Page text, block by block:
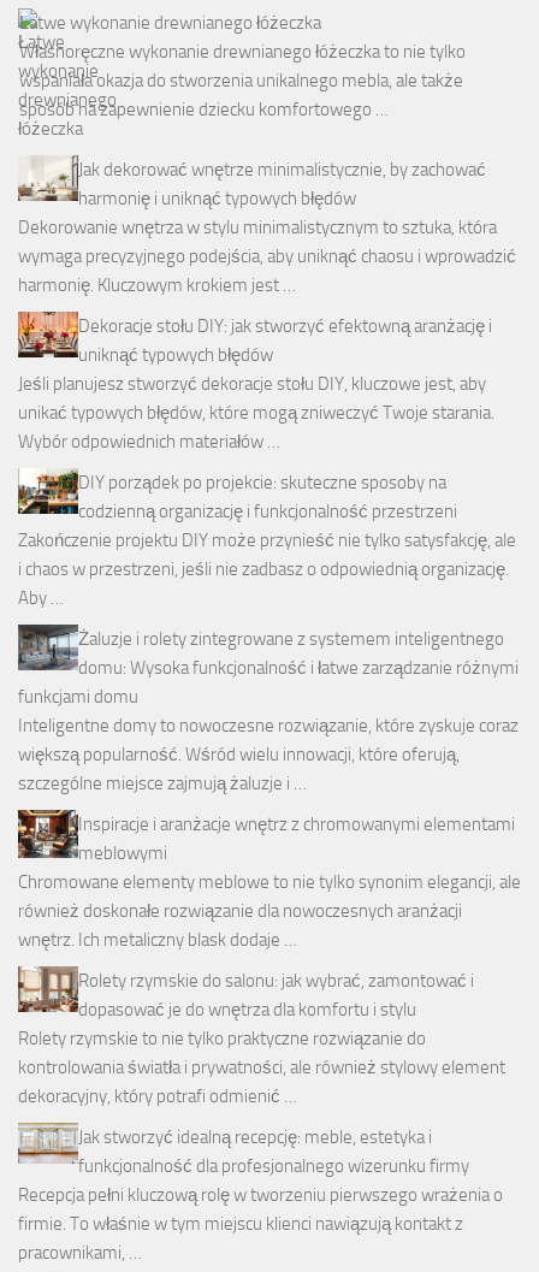
Łatwe wykonanie drewnianego łóżeczka
Własnoręczne wykonanie drewnianego łóżeczka to nie tylko
wspaniała okazja do stworzenia unikalnego mebla, ale także
sposób na zapewnienie dziecku komfortowego …
Jak dekorować wnętrze minimalistycznie, by zachować
harmonię i uniknąć typowych błędów
Dekorowanie wnętrza w stylu minimalistycznym to sztuka, która
wymaga precyzyjnego podejścia, aby uniknąć chaosu i wprowadzić
harmonię. Kluczowym krokiem jest …
Dekoracje stołu DIY: jak stworzyć efektowną aranżację i
uniknąć typowych błędów
Jeśli planujesz stworzyć dekoracje stołu DIY, kluczowe jest, aby
unikać typowych błędów, które mogą zniweczyć Twoje starania.
Wybór odpowiednich materiałów …
DIY porządek po projekcie: skuteczne sposoby na
codzienną organizację i funkcjonalność przestrzeni
Zakończenie projektu DIY może przynieść nie tylko satysfakcję, ale
i chaos w przestrzeni, jeśli nie zadbasz o odpowiednią organizację.
Aby …
Żaluzje i rolety zintegrowane z systemem inteligentnego
domu: Wysoka funkcjonalność i łatwe zarządzanie różnymi
funkcjami domu
Inteligentne domy to nowoczesne rozwiązanie, które zyskuje coraz
większą popularność. Wśród wielu innowacji, które oferują,
szczególne miejsce zajmują żaluzje i …
Inspiracje i aranżacje wnętrz z chromowanymi elementami
meblowymi
Chromowane elementy meblowe to nie tylko synonim elegancji, ale
również doskonałe rozwiązanie dla nowoczesnych aranżacji
wnętrz. Ich metaliczny blask dodaje …
Rolety rzymskie do salonu: jak wybrać, zamontować i
dopasować je do wnętrza dla komfortu i stylu
Rolety rzymskie to nie tylko praktyczne rozwiązanie do
kontrolowania światła i prywatności, ale również stylowy element
dekoracyjny, który potrafi odmienić …
Jak stworzyć idealną recepcję: meble, estetyka i
funkcjonalność dla profesjonalnego wizerunku firmy
Recepcja pełni kluczową rolę w tworzeniu pierwszego wrażenia o
firmie. To właśnie w tym miejscu klienci nawiązują kontakt z
pracownikami, …